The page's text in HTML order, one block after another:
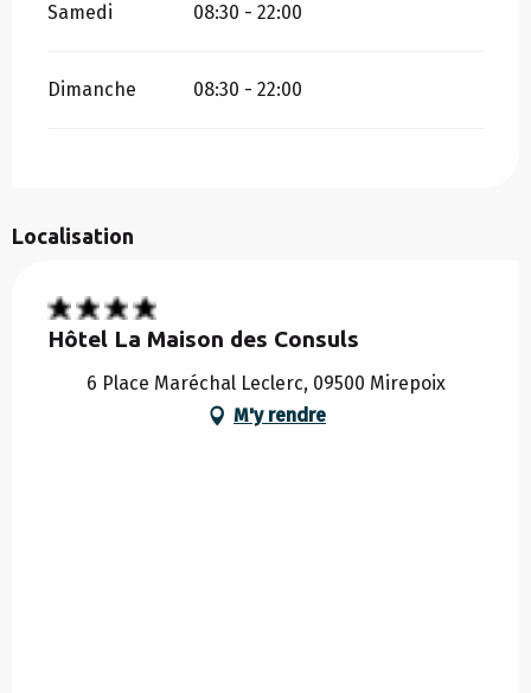
Samedi 08:30 - 22:00
Dimanche 08:30 - 22:00
Localisation
Hôtel La Maison des Consuls
6 Place Maréchal Leclerc, 09500 Mirepoix
M'y rendre